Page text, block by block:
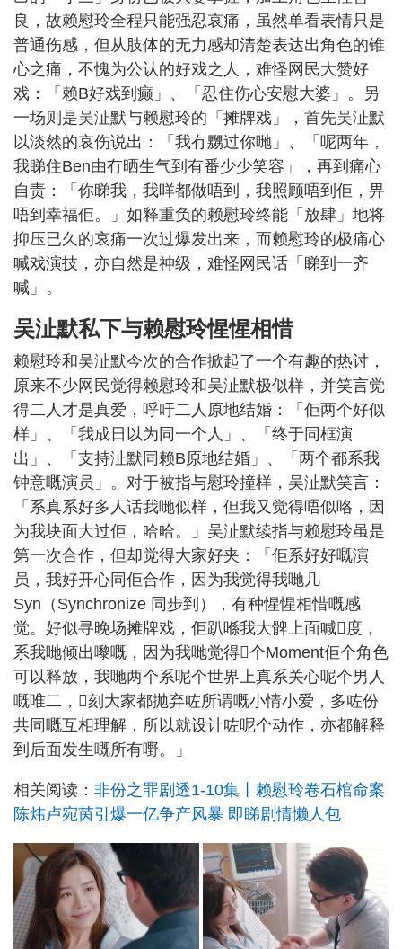
良，故赖慰玲全程只能强忍哀痛，虽然单看表情只是
普通伤感，但从肢体的无力感却清楚表达出角色的锥
心之痛，不愧为公认的好戏之人，难怪网民大赞好
戏：「赖B好戏到癫」、「忍住伤心安慰大婆」。另
一场则是吴沚默与赖慰玲的「摊牌戏」，首先吴沚默
以淡然的哀伤说出：「我冇嬲过你哋」、「呢两年，
我睇住Ben由冇晒生气到有番少少笑容」，再到痛心
自责：「你睇我，我咩都做唔到，我照顾唔到佢，畀
唔到幸福佢。」如释重负的赖慰玲终能「放肆」地将
抑压已久的哀痛一次过爆发出来，而赖慰玲的极痛心
喊戏演技，亦自然是神级，难怪网民话「睇到一齐
喊」。
吴沚默私下与赖慰玲惺惺相惜
赖慰玲和吴沚默今次的合作掀起了一个有趣的热讨，
原来不少网民觉得赖慰玲和吴沚默极似样，并笑言觉
得二人才是真爱，呼吁二人原地结婚：「佢两个好似
样」、「我成日以为同一个人」、「终于同框演
出」、「支持沚默同赖B原地结婚」、「两个都系我
钟意嘅演员」。对于被指与慰玲撞样，吴沚默笑言：
「系真系好多人话我哋似样，但我又觉得唔似咯，因
为我块面大过佢，哈哈。」吴沚默续指与赖慰玲虽是
第一次合作，但却觉得大家好夹：「佢系好好嘅演
员，我好开心同佢合作，因为我觉得我哋几
Syn（Synchronize 同步到），有种惺惺相惜嘅感
觉。好似寻晚场摊牌戏，佢趴喺我大髀上面喊𠮶度，
系我哋倾出嚟嘅，因为我哋觉得𠮶个Moment佢个角色
可以释放，我哋两个系呢个世界上真系关心呢个男人
嘅唯二，𠮶刻大家都抛弃咗所谓嘅小情小爱，多咗份
共同嘅互相理解，所以就设计咗呢个动作，亦都解释
到后面发生嘅所有嘢。」
相关阅读： 非份之罪剧透1-10集丨赖慰玲卷石棺命案
陈炜卢宛茵引爆一亿争产风暴 即睇剧情懒人包